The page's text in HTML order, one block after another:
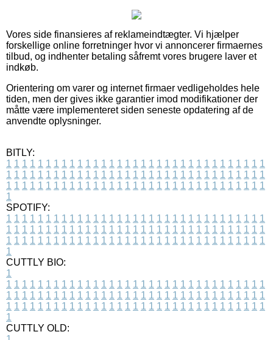
Vores side finansieres af reklameindtægter. Vi hjælper
forskellige online forretninger hvor vi annoncerer firmaernes
tilbud, og indhenter betaling såfremt vores brugere laver et
indkøb.
Orientering om varer og internet firmaer vedligeholdes hele
tiden, men der gives ikke garantier imod modifikationer der
måtte være implementeret siden seneste opdatering af de
anvendte oplysninger.
BITLY:
1 1 1 1 1 1 1 1 1 1 1 1 1 1 1 1 1 1 1 1 1 1 1 1 1 1 1 1 1 1 1 1 1
1 1 1 1 1 1 1 1 1 1 1 1 1 1 1 1 1 1 1 1 1 1 1 1 1 1 1 1 1 1 1 1 1
1 1 1 1 1 1 1 1 1 1 1 1 1 1 1 1 1 1 1 1 1 1 1 1 1 1 1 1 1 1 1 1 1
1
SPOTIFY:
1 1 1 1 1 1 1 1 1 1 1 1 1 1 1 1 1 1 1 1 1 1 1 1 1 1 1 1 1 1 1 1 1
1 1 1 1 1 1 1 1 1 1 1 1 1 1 1 1 1 1 1 1 1 1 1 1 1 1 1 1 1 1 1 1 1
1 1 1 1 1 1 1 1 1 1 1 1 1 1 1 1 1 1 1 1 1 1 1 1 1 1 1 1 1 1 1 1 1
1
CUTTLY BIO:
1
1 1 1 1 1 1 1 1 1 1 1 1 1 1 1 1 1 1 1 1 1 1 1 1 1 1 1 1 1 1 1 1 1
1 1 1 1 1 1 1 1 1 1 1 1 1 1 1 1 1 1 1 1 1 1 1 1 1 1 1 1 1 1 1 1 1
1 1 1 1 1 1 1 1 1 1 1 1 1 1 1 1 1 1 1 1 1 1 1 1 1 1 1 1 1 1 1 1 1
1
CUTTLY OLD: